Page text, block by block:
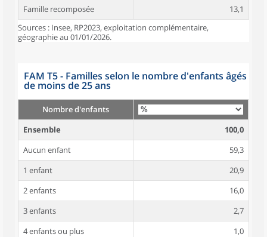
Famille recomposée
13,1
Sources : Insee, RP2023, exploitation complémentaire,
géographie au 01/01/2026.
FAM T5 - Familles selon le nombre d'enfants âgés
de moins de 25 ans
Nombre d'enfants
Ensemble
100,0
Aucun enfant
59,3
1 enfant
20,9
2 enfants
16,0
3 enfants
2,7
4 enfants ou plus
1,0